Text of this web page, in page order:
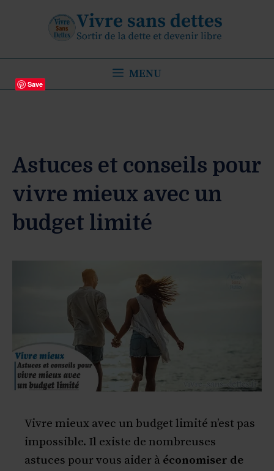
MENU
Astuces et conseils pour
vivre mieux avec un
budget limité
Vivre mieux avec un budget limité n’est pas
impossible. Il existe de nombreuses
astuces pour vous aider à économiser de
Save